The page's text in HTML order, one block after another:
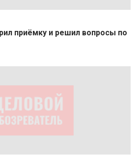
приёмку и решил вопросы по